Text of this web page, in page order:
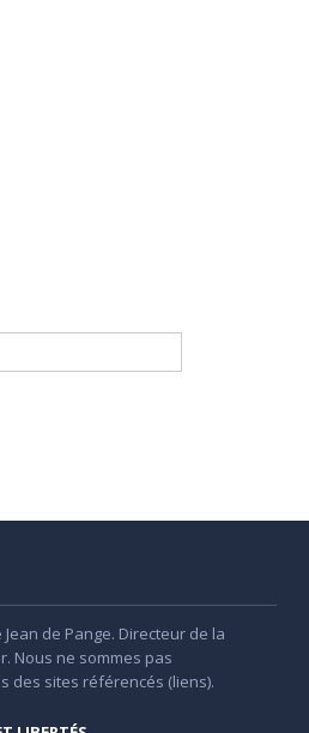
de Pange. Directeur de la
Nous ne sommes pas
des sites référencés (liens).